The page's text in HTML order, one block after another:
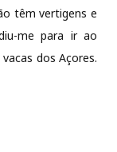
têm vertigens e
me para ir ao
dos Açores.